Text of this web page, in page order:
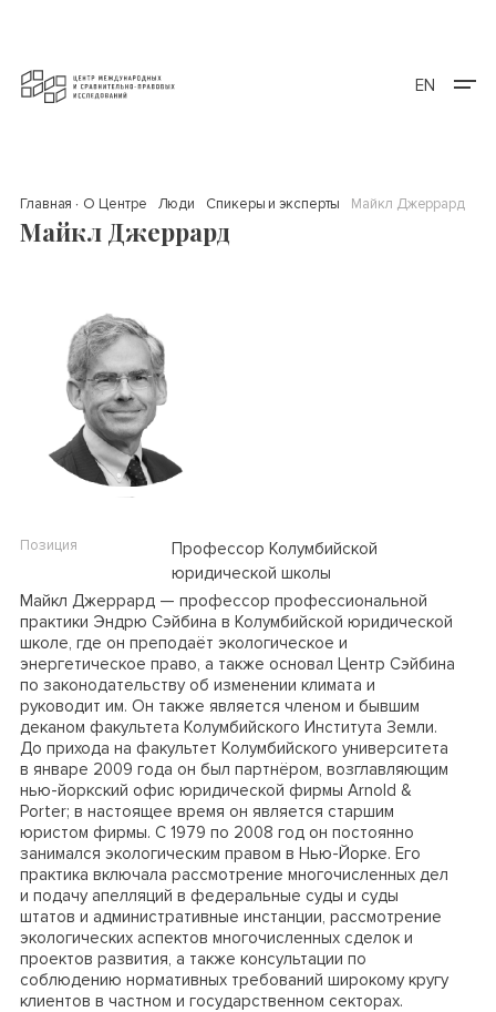
EN
Главная О Центре Люди Спикеры и эксперты Майкл Джеррард
Майкл Джеррард — профессор профессиональной
практики Эндрю Сэйбина в Колумбийской юридической
школе, где он преподаёт экологическое и
энергетическое право, а также основал Центр Сэйбина
по законодательству об изменении климата и
руководит им. Он также является членом и бывшим
деканом факультета Колумбийского Института Земли.
До прихода на факультет Колумбийского университета
в январе 2009 года он был партнёром, возглавляющим
нью-йоркский офис юридической фирмы Arnold &
Porter; в настоящее время он является старшим
юристом фирмы. С 1979 по 2008 год он постоянно
занимался экологическим правом в Нью-Йорке. Его
практика включала рассмотрение многочисленных дел
и подачу апелляций в федеральные суды и суды
штатов и административные инстанции, рассмотрение
экологических аспектов многочисленных сделок и
проектов развития, а также консультации по
соблюдению нормативных требований широкому кругу
клиентов в частном и государственном секторах.
Майкл Джеррард
Позиция
Профессор Колумбийской
юридической школы